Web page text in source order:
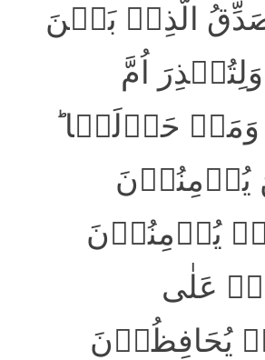
الَّذِیۡ بَیۡنَ
اُمَّ
وَمَنۡ حَوۡلَہَا
یُؤۡمِنُوۡنَ
یُؤۡمِنُوۡنَ
عَلٰی
یُحَافِظُوۡنَ